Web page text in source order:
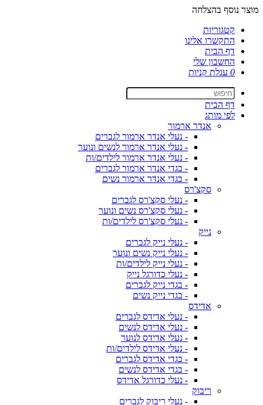
מוצר נוסף בהצלחה
קטגוריות
התקשרו אלינו
דף הבית
החשבון שלי
0 עגלת קניות
דף הבית
לפי מותג
אנדר ארמור
- נעלי אנדר ארמור לגברים
- נעלי אנדר ארמור לנשים ונוער
- נעלי אנדר ארמור לילדים/ות
- בגדי אנדר ארמור לגברים
- בגדי אנדר ארמור נשים
סקצ'רס
- נעלי סקצ'רס לגברים
- נעלי סקצ'רס נשים ונוער
- נעלי סקצ'רס לילדים/ות
נייק
- נעלי נייק לגברים
- נעלי נייק נשים ונוער
- נעלי נייק לילדים/ות
- נעלי כדורגל נייק
- בגדי נייק לגברים
- בגדי נייק נשים
אדידס
- נעלי אדידס לגברים
- נעלי אדידס לנשים
- נעלי אדידס לנוער
- נעלי אדידס לילדים/ות
- בגדי אדידס לגברים
- בגדי אדידס לנשים
- נעלי כדורגל אדידס
ריבוק
- נעלי ריבוק לגברים